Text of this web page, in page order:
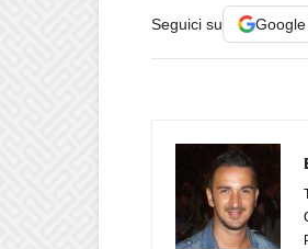
Seguici su Google